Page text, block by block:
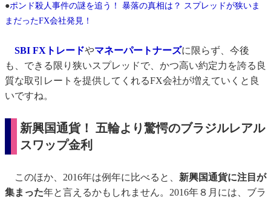
●ポンド殺人事件の謎を追う！ 暴落の真相は？ スプレッドが狭いま
まだったFX会社発見！
SBI FXトレードやマネーパートナーズに限らず、今後
も、できる限り狭いスプレッドで、かつ高い約定力を誇る良
質な取引レートを提供してくれるFX会社が増えていくと良
いですね。
新興国通貨！ 五輪より驚愕のブラジルレアル
スワップ金利
このほか、2016年は例年に比べると、 新興国通貨に注目が
集まった年と言えるかもしれません。2016年８月には、ブラ